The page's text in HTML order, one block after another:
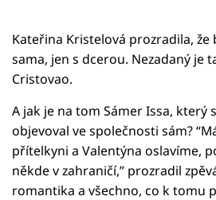
Kateřina Kristelová prozradila, že
sama, jen s dcerou. Nezadaný je
Cristovao.
A jak je na tom Sámer Issa, který
objevoval ve společnosti sám?
přítelkyni a Valentýna oslavíme,
někde v zahraničí,” prozradil
romantika a všechno, co k tomu